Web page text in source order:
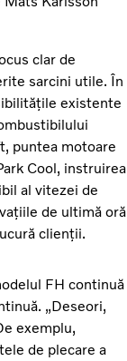
clar de
sarcini utile. În
existente
puntea motoare
Cool, instruirea
al vitezei de
de ultimă oră
clienții.
FH continuă
„Deseori,
exemplu,
de plecare a